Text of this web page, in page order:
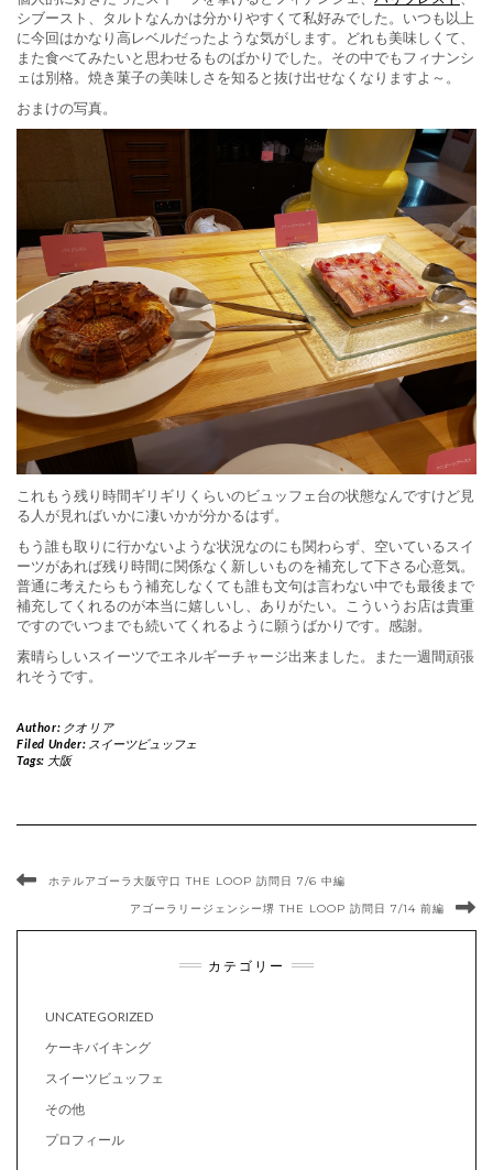
シブースト、タルトなんかは分かりやすくて私好みでした。いつも以上
に今回はかなり高レベルだったような気がします。どれも美味しくて、
また食べてみたいと思わせるものばかりでした。その中でもフィナンシ
ェは別格。焼き菓子の美味しさを知ると抜け出せなくなりますよ～。
おまけの写真。
これもう残り時間ギリギリくらいのビュッフェ台の状態なんですけど見
る人が見ればいかに凄いかが分かるはず。
もう誰も取りに行かないような状況なのにも関わらず、空いているスイ
ーツがあれば残り時間に関係なく新しいものを補充して下さる心意気。
普通に考えたらもう補充しなくても誰も文句は言わない中でも最後まで
補充してくれるのが本当に嬉しいし、ありがたい。こういうお店は貴重
ですのでいつまでも続いてくれるように願うばかりです。感謝。
素晴らしいスイーツでエネルギーチャージ出来ました。また一週間頑張
れそうです。
Author: クオリア
Filed Under: スイーツビュッフェ
Tags: 大阪
ホテルアゴーラ大阪守口 THE LOOP 訪問日 7/6 中編
アゴーラリージェンシー堺 THE LOOP 訪問日 7/14 前編
カテゴリー
UNCATEGORIZED
ケーキバイキング
スイーツビュッフェ
その他
プロフィール